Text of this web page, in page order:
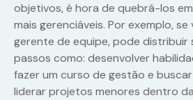
objetivos, é hora de quebrá-los
mais gerenciáveis. Por exemplo, se
gerente de equipe, pode distribuir
passos como: desenvolver
fazer um curso de gestão e
liderar projetos menores dentro